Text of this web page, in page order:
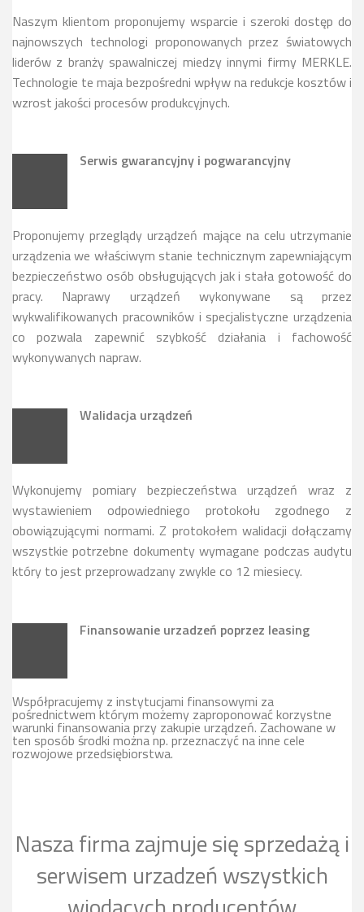
Naszym klientom proponujemy wsparcie i szeroki dostęp do
najnowszych technologi proponowanych przez światowych
liderów z branży spawalniczej miedzy innymi firmy MERKLE.
Technologie te maja bezpośredni wpływ na redukcje kosztów i
wzrost jakości procesów produkcyjnych.
Serwis gwarancyjny i pogwarancyjny
Proponujemy przeglądy urządzeń mające na celu utrzymanie
urządzenia we właściwym stanie technicznym zapewniającym
bezpieczeństwo osób obsługujących jak i stała gotowość do
pracy. Naprawy urządzeń wykonywane są przez
wykwalifikowanych pracowników i specjalistyczne urządzenia
co pozwala zapewnić szybkość działania i fachowość
wykonywanych napraw.
Walidacja urządzeń
Wykonujemy pomiary bezpieczeństwa urządzeń wraz z
wystawieniem odpowiedniego protokołu zgodnego z
obowiązującymi normami. Z protokołem walidacji dołączamy
wszystkie potrzebne dokumenty wymagane podczas audytu
który to jest przeprowadzany zwykle co 12 miesiecy.
Finansowanie urzadzeń poprzez leasing
Współpracujemy z instytucjami finansowymi za
pośrednictwem którym możemy zaproponować korzystne
warunki finansowania przy zakupie urządzeń. Zachowane w
ten sposób środki można np. przeznaczyć na inne cele
rozwojowe przedsiębiorstwa.
Nasza firma zajmuje się sprzedażą i
serwisem urzadzeń wszystkich